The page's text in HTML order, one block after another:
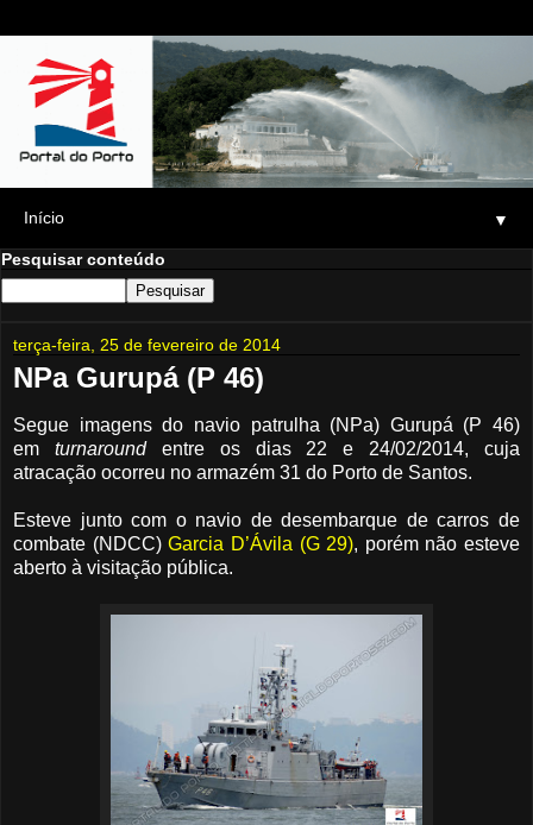
▼
Pesquisar conteúdo
terça-feira, 25 de fevereiro de 2014
NPa Gurupá (P 46)
Segue imagens do navio patrulha (NPa) Gurupá (P 46)
em turnaroundentre os dias 22 e 24/02/2014, cuja
atracação ocorreu no armazém 31 do Porto de Santos.
Esteve junto com o navio de desembarque de carros de
combate (NDCC)Garcia D’Ávila (G 29), porém não esteve
aberto à visitação pública.